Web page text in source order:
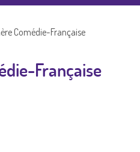
Comédie-Française
Française